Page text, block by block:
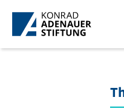
Zum Hauptinhalt springen